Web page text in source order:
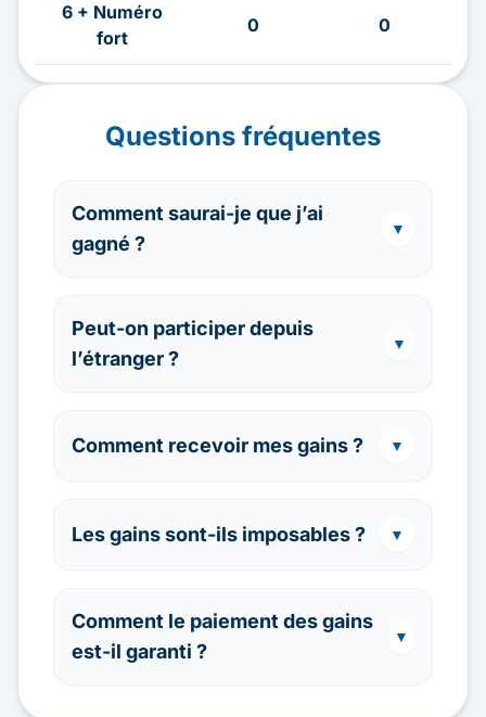
6 + Numéro
fort
0 0
Questions fréquentes
Comment saurai-je que j’ai
gagné ?
▼
Peut-on participer depuis
l’étranger ?
▼
Comment recevoir mes gains ? ▼
Les gains sont-ils imposables ? ▼
Comment le paiement des gains
est-il garanti ?
▼